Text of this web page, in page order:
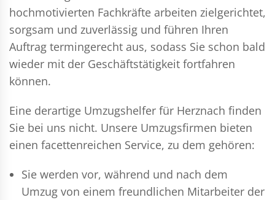
hochmotivierten Fachkräfte arbeiten zielgerichtet,
sorgsam und zuverlässig und führen Ihren
Auftrag termingerecht aus, sodass Sie schon bald
wieder mit der Geschäftstätigkeit fortfahren
können.
Eine derartige Umzugshelfer für Herznach finden
Sie bei uns nicht. Unsere Umzugsfirmen bieten
einen facettenreichen Service, zu dem gehören:
Sie werden vor, während und nach dem
Umzug von einem freundlichen Mitarbeiter der